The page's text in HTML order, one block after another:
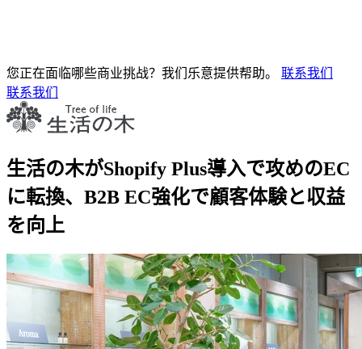
您正在面临哪些商业挑战？我们乐意提供帮助。
联系我们
联系我们
生活の木がShopify Plus導入で攻めのEC
に転換、B2B EC強化で顧客体験と収益
を向上